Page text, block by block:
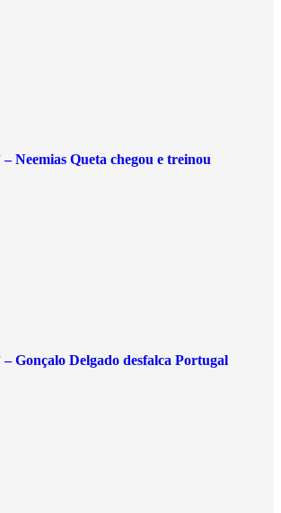
Neemias Queta chegou e treinou
Gonçalo Delgado desfalca Portugal